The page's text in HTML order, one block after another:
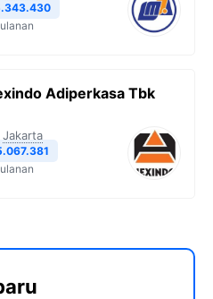
Adiperkasa Tbk
Jakarta